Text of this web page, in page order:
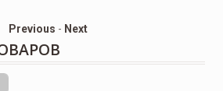
Previous - Next